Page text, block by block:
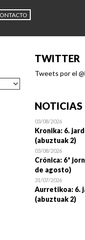
TWITTER
Tweets por el
NOTICIAS
03/08/2026
Kronika: 6.
(abuztuak 2)
03/08/2026
Crónica: 6ª
de agosto)
31/07/2026
Aurretikoa: 6.
(abuztuak 2)